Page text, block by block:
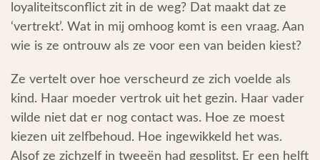
loyaliteitsconflict zit in de weg? Dat maakt dat ze
‘vertrekt’. Wat in mij omhoog komt is een vraag. Aan
wie is ze ontrouw als ze voor een van beiden kiest?
Ze vertelt over hoe verscheurd ze zich voelde als
kind. Haar moeder vertrok uit het gezin. Haar vader
wilde niet dat er nog contact was. Hoe ze moest
kiezen uit zelfbehoud. Hoe ingewikkeld het was.
Alsof ze zichzelf in tweeën had gesplitst. Er een helft